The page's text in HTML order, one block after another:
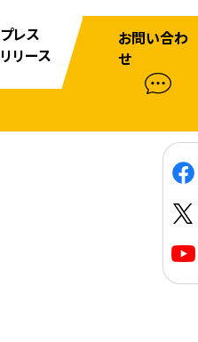
プレス
リリース
お問い合わ
せ